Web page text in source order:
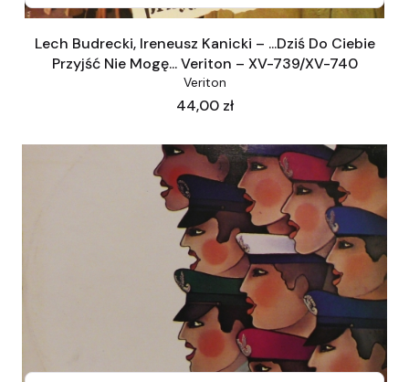
Lech Budrecki, Ireneusz Kanicki – ...Dziś Do Ciebie
Przyjść Nie Mogę... Veriton – XV-739/XV-740
Veriton
Cena
44,00 zł